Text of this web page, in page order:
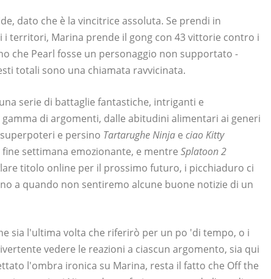
dato che è la vincitrice assoluta. Se prendi in
territori, Marina prende il gong con 43 vittorie contro i
che Pearl fosse un personaggio non supportato -
totali sono una chiamata ravvicinata.
serie di battaglie fantastiche, intriganti e
di argomenti, dalle abitudini alimentari ai generi
e persino Tartarughe Ninja e ciao Kitty
settimana emozionante, e mentre Splatoon 2
titolo online per il prossimo futuro, i picchiaduro ci
a quando non sentiremo alcune buone notizie di un
sia l'ultima volta che riferirò per un po 'di tempo, o i
vedere le reazioni a ciascun argomento, sia qui
l'ombra ironica su Marina, resta il fatto che Off the